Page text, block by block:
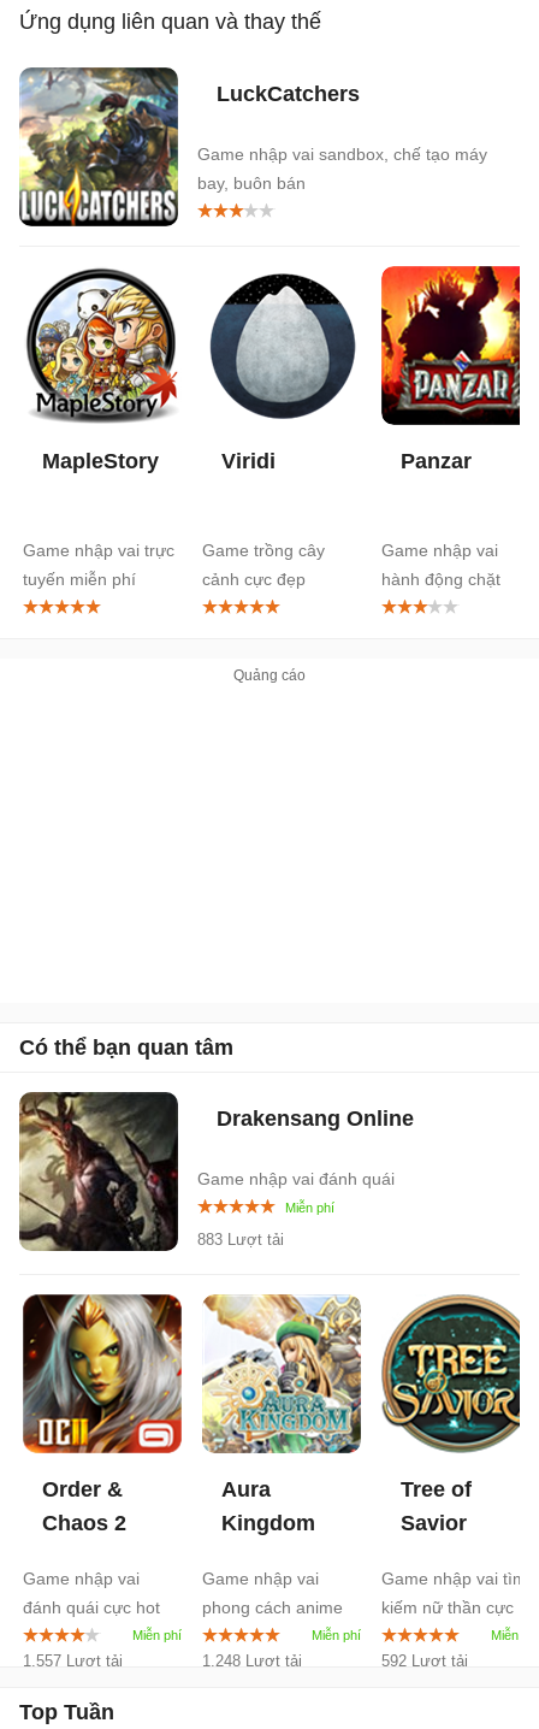
Ứng dụng liên quan và thay thế
LuckCatchers
Game nhập vai sandbox, chế tạo máy
bay, buôn bán
MapleStory
Game nhập vai trực
tuyến miễn phí
Viridi
Game trồng cây
cảnh cực đẹp
Panzar
Game nhập vai
hành động chặt
chém điên đảo
Có thể bạn quan tâm
Drakensang Online
Game nhập vai đánh quái
883 Lượt tải
Order &
Chaos 2
Game nhập vai
đánh quái cực hot
1.557 Lượt tải
Aura
Kingdom
Game nhập vai
phong cách anime
cực đẹp
1.248 Lượt tải
Tree of
Savior
Game nhập vai tìm
kiếm nữ thần cực
đẹp
592 Lượt tải
Top Tuần